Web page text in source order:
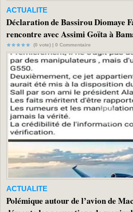
ACTUALITE
Déclaration de Bassirou Diomaye
rencontre avec Assimi Goïta à
(0 vote) | 0 Commentaire
ACTUALITE
Polémique autour de l’avion de